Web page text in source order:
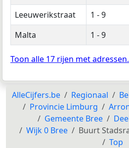
Leeuwerikstraat
1 - 9
Malta
1 - 9
Toon alle 17 rijen met
AlleCijfers.be Regionaal
Provincie Limburg
Gemeente Bree
Wijk 0 Bree
Buurt
Top